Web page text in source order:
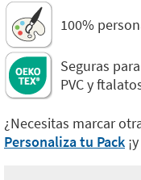
100%
Seguras
PVC y
¿Necesitas marcar
Personaliza tu Pack